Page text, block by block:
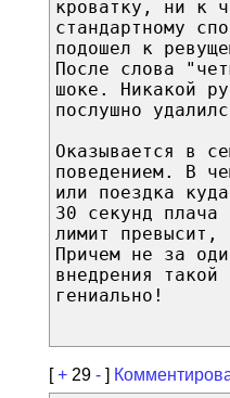
кроватку, ни к
стандартному
подошел к
После слова
шоке. Никакой
послушно
Оказывается в
поведением. В
или поездка
30 секунд плача
лимит
Причем не за
внедрения
гениально!
[+ 29 - ]